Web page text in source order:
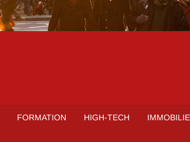
FORMATION HIGH-TECH